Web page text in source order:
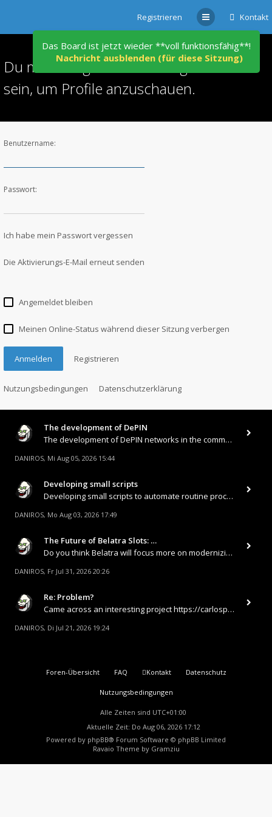
Das Board ist jetzt wieder **voll funktionsfähig**!
Nachricht ausblenden (für diese Sitzung)
Registrieren Kontakt
Du musst registriert und angemeldet
sein, um Profile anzuschauen.
Benutzername:
Passwort:
Ich habe mein Passwort vergessen
Die Aktivierungs-E-Mail erneut senden
Angemeldet bleiben
Meinen Online-Status während dieser Sitzung verbergen
Anmelden Registrieren
Nutzungsbedingungen Datenschutzerklärung
The development of DePIN
The development of DePIN networks in the communications sector (decentralized wireless internet and 5G) offers ordinary
DANIROS, Mi Aug 05, 2026 15:44
Developing small scripts
Developing small scripts to automate routine processes (such as report downloading, database synchronization, or sending
DANIROS, Mo Aug 03, 2026 17:49
The Future of Belatra Slots: …
Do you think Belatra will focus more on modernizing their land-based classics or fully shift toward high-tech 3D slots a
DANIROS, Fr Jul 31, 2026 20:26
Re: Problem?
Came across an interesting project https://carlospincasino.com Was looking for a place where a good section with fast
DANIROS, Di Jul 21, 2026 19:24
Foren-Übersicht FAQ Kontakt Datenschutz
Nutzungsbedingungen
Alle Zeiten sind UTC+01:00
Aktuelle Zeit: Do Aug 06, 2026 17:12
Powered by phpBB® Forum Software © phpBB Limited
Ravaio Theme by Gramziu